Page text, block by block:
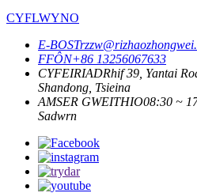
CYFLWYNO
E-BOST
FFÔN+86 13256067633
CYFEIRIADRhif 39, Yantai
Shandong, Tsieina
AMSER GWEITHIO08:30 ~
Sadwrn